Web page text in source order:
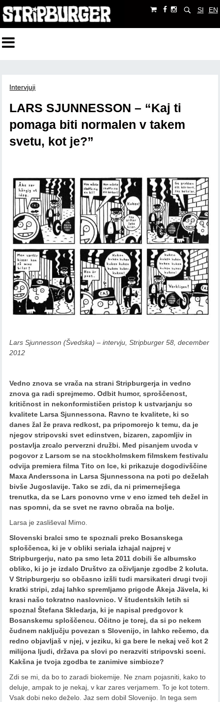
SI EN
Intervjuji
LARS SJUNNESSON – “Kaj ti
pomaga biti normalen v takem
svetu, kot je?”
Lars Sjunnesson (Švedska) – intervju, Stripburger 58, december
2012
Vedno znova se vrača na strani Stripburgerja in vedno
znova ga radi sprejmemo. Odbit humor, sproščenost,
kritičnost in nekonformističen pristop k ustvarjanju so
kvalitete Larsa Sjunnessona. Ravno te kvalitete, ki so
danes žal že prava redkost, pa pripomorejo k temu, da je
njegov stripovski svet edinstven, bizaren, zapomljiv in
postavlja zrcalo perverzni družbi. Med pisanjem uvoda v
pogovor z Larsom se na stockholmskem filmskem festivalu
odvija premiera filma Tito on Ice, ki prikazuje dogodivščine
Maxa Anderssona in Larsa Sjunnessona na poti po deželah
bivše Jugoslavije. Tako se zdi, da ni primernejšega
trenutka, da se Lars ponovno vrne v eno izmed teh dežel in
nas spomni, da se svet ne ravno obrača na bolje.
Larsa je zasliševal Mimo.
Slovenski bralci smo te spoznali preko Bosanskega
sploščenca, ki je v obliki seriala izhajal najprej v
Stripburgerju, nato pa smo leta 2011 dobili še albumsko
obliko, ki jo je izdalo Društvo za oživljanje zgodbe 2 koluta.
V Stripburgerju so občasno izšli tudi marsikateri drugi tvoji
kratki stripi, zdaj lahko spremljamo prigode Åkeja Jävela, ki
krasi našo tokratno naslovnico. V študentskih letih si
spoznal Štefana Skledarja, ki je napisal predgovor k
Bosanskemu sploščencu. Očitno je torej, da si po nekem
čudnem naključju povezan s Slovenijo, in lahko rečemo, da
redno objavljaš v njej, v jeziku, ki ga bere le nekaj več kot 2
milijona ljudi, država pa slovi po nerazviti stripovski sceni.
Kakšna je tvoja zgodba te zanimive simbioze?
Zdi se mi, da bo to zaradi biokemije. Ne znam pojasniti, kako to
deluje, ampak to je nekaj, v kar zares verjamem. To je kot totem.
Vsak dobi neko deželo. Jaz sem dobil Slovenijo. In tega sem